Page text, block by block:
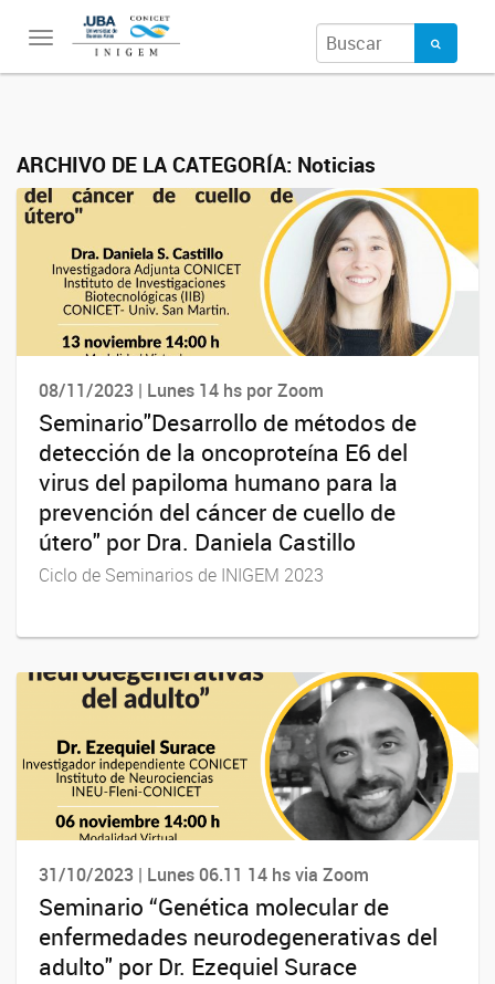
Toggle
ARCHIVO DE LA CATEGORÍA: Noticias
08/11/2023 | Lunes 14 hs por Zoom
Seminario"Desarrollo de métodos de
detección de la oncoproteína E6 del
virus del papiloma humano para la
prevención del cáncer de cuello de
útero" por Dra. Daniela Castillo
Ciclo de Seminarios de INIGEM 2023
31/10/2023 | Lunes 06.11 14 hs via Zoom
Seminario “Genética molecular de
enfermedades neurodegenerativas del
adulto" por Dr. Ezequiel Surace